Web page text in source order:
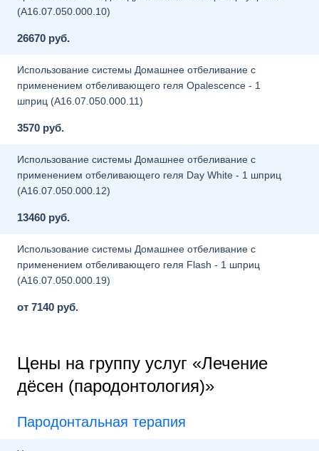
(A16.07.050.000.10)
26670 руб.
Использование системы Домашнее отбеливание с
применением отбеливающего геля Opalescence - 1
шприц (A16.07.050.000.11)
3570 руб.
Использование системы Домашнее отбеливание с
применением отбеливающего геля Day White - 1 шприц
(A16.07.050.000.12)
13460 руб.
Использование системы Домашнее отбеливание с
применением отбеливающего геля Flash - 1 шприц
(A16.07.050.000.19)
от 7140 руб.
Цены на группу услуг «Лечение
дёсен (пародонтология)»
Пародонтальная терапия